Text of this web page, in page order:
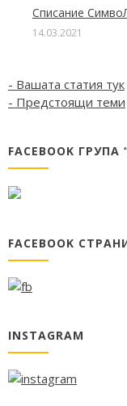
Списание
14.03.2021
- Вашата статия тук
- Предстоящи теми
FACEBOOK
FACEBOOK
INSTAGRAM